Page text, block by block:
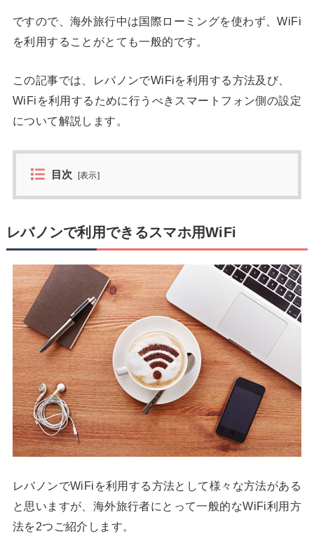
ですので、海外旅行中は国際ローミングを使わず、WiFi
を利用することがとても一般的です。
この記事では、レバノンでWiFiを利用する方法及び、
WiFiを利用するために行うべきスマートフォン側の設定
について解説します。
目次 [表示]
レバノンで利用できるスマホ用WiFi
レバノンでWiFiを利用する方法として様々な方法がある
と思いますが、海外旅行者にとって一般的なWiFi利用方
法を2つご紹介します。